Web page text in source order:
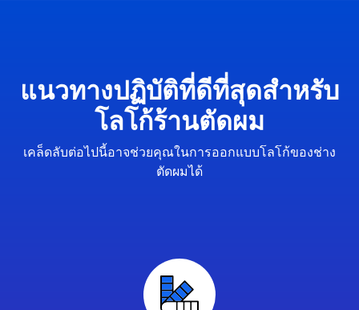
แนวทางปฏิบัติที่ดีที่สุดสำหรับ
โลโก้ร้านตัดผม
เคล็ดลับต่อไปนี้อาจช่วยคุณในการออกแบบโลโก้ของช่าง
ตัดผมได้